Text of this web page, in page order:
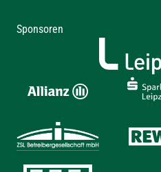
Sponsoren